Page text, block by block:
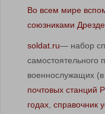
Во всем мире
союзниками
soldat.ru— набор
самостоятельного
военнослужащих
почтовых станций
годах справочник